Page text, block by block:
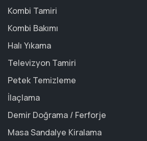
Kombi Tamiri
Kombi Bakımı
Halı Yıkama
Televizyon Tamiri
Petek Temizleme
İlaçlama
Demir Doğrama / Ferforje
Masa Sandalye Kiralama